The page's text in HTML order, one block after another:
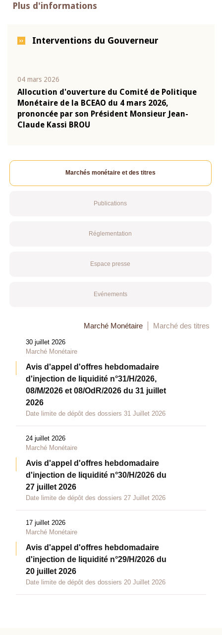
Plus d'informations
Interventions du Gouverneur
04 mars 2026
Allocution d'ouverture du Comité de Politique
Monétaire de la BCEAO du 4 mars 2026,
prononcée par son Président Monsieur Jean-
Claude Kassi BROU
Marchés monétaire et des titres
Publications
Réglementation
Espace presse
Evénements
Marché Monétaire Marché des titres
30 juillet 2026
Marché Monétaire
Avis d'appel d'offres hebdomadaire
d'injection de liquidité n°31/H/2026,
08/M/2026 et 08/OdR/2026 du 31 juillet
2026
Date limite de dépôt des dossiers 31 Juillet 2026
24 juillet 2026
Marché Monétaire
Avis d'appel d'offres hebdomadaire
d'injection de liquidité n°30/H/2026 du
27 juillet 2026
Date limite de dépôt des dossiers 27 Juillet 2026
17 juillet 2026
Marché Monétaire
Avis d'appel d'offres hebdomadaire
d'injection de liquidité n°29/H/2026 du
20 juillet 2026
Date limite de dépôt des dossiers 20 Juillet 2026